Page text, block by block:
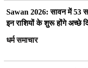
Sawan 2026: सावन में 53
इन राशियों के शुरू होंगे अच्छे
धर्म समाचार